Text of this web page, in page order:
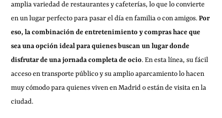
amplia variedad de restaurantes y cafeterías, lo que lo convierte
en un lugar perfecto para pasar el día en familia o con amigos.Por
eso, la combinación de entretenimiento y compras hace que
sea una opción ideal para quienes buscan un lugar donde
disfrutar de una jornada completa de ocio. En esta línea, su fácil
acceso en transporte público y su amplio aparcamiento lo hacen
muy cómodo para quienes viven en Madrid o están de visita en la
ciudad.